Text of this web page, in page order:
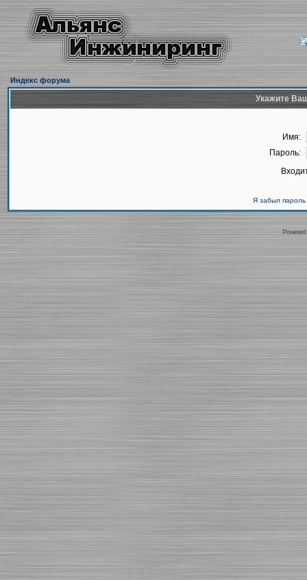
Индекс форума
Укажите
Имя:
Пароль:
Я забыл пароль